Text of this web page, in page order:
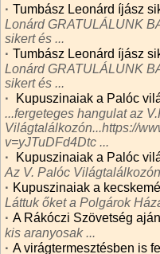
· Tumbász Leonárd íjász
Lonárd GRATULÁLUNK
sikert és ...
· Tumbász Leonárd íjász
Lonárd GRATULÁLUNK
sikert és ...
·
Kupuszinaiak a Palóc
...fergeteges hangulat az
Világtalálkozón...https://
v=yJTuDFd4Dtc ...
·
Kupuszinaiak a Palóc
Az V. Palóc
· Kupuszinaiak a
Láttuk őket a Polgárok
· A Rákóczi Szövetség
kis aranyosak ...
· A virágtermesztésben is